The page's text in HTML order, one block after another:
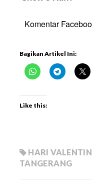
Komentar
Bagikan Artikel Ini:
Like this:
HARI
TANGERANG